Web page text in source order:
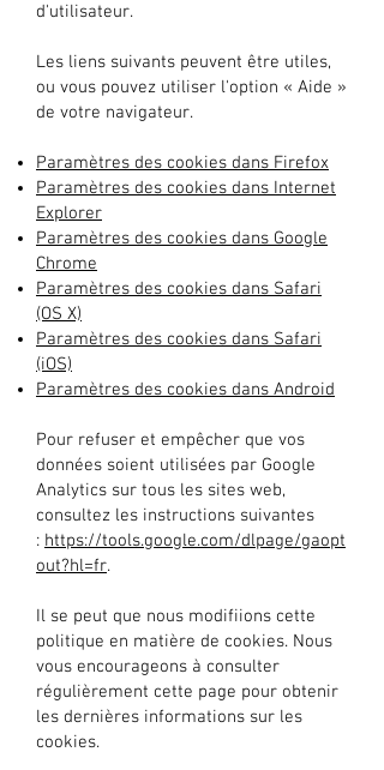
d'utilisateur.
Les liens suivants peuvent être utiles,
ou vous pouvez utiliser l'option « Aide »
de votre navigateur.
Paramètres des cookies dans Firefox
Paramètres des cookies dans Internet
Explorer
Paramètres des cookies dans Google
Chrome
Paramètres des cookies dans Safari
(OS X)
Paramètres des cookies dans Safari
(iOS)
Paramètres des cookies dans Android
Pour refuser et empêcher que vos
données soient utilisées par Google
Analytics sur tous les sites web,
consultez les instructions suivantes
: https://tools.google.com/dlpage/gaopt
out?hl=fr.
Il se peut que nous modifiions cette
politique en matière de cookies. Nous
vous encourageons à consulter
régulièrement cette page pour obtenir
les dernières informations sur les
cookies.